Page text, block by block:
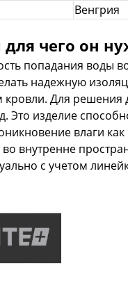
Венгрия
чего он
попадания воды
надежную
кровли. Для
изделие
влаги
внутренне
с учетом